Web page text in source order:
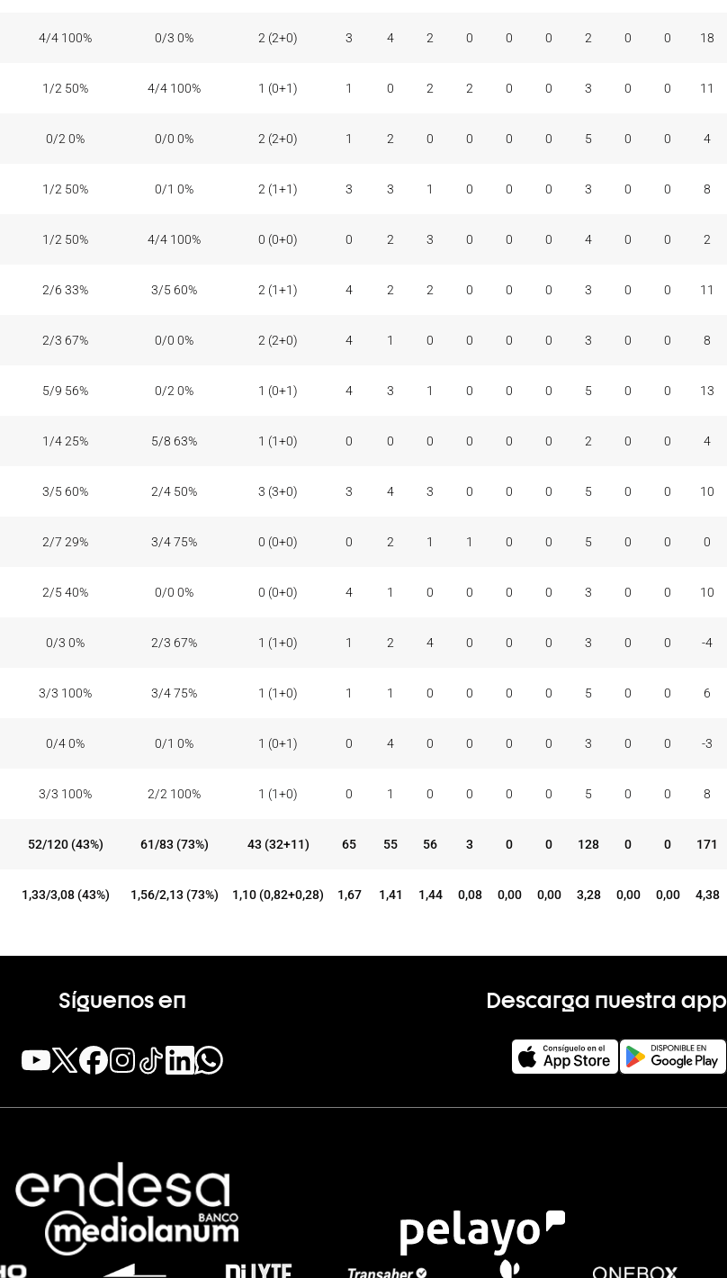
4/4 100% 0/3 0% 2 (2+0) 3 4 2 0 0 0 2 0 0 18
1/2 50% 4/4 100% 1 (0+1) 1 0 2 2 0 0 3 0 0 11
0/2 0% 0/0 0% 2 (2+0) 1 2 0 0 0 0 5 0 0 4
1/2 50% 0/1 0% 2 (1+1) 3 3 1 0 0 0 3 0 0 8
1/2 50% 4/4 100% 0 (0+0) 0 2 3 0 0 0 4 0 0 2
2/6 33% 3/5 60% 2 (1+1) 4 2 2 0 0 0 3 0 0 11
2/3 67% 0/0 0% 2 (2+0) 4 1 0 0 0 0 3 0 0 8
5/9 56% 0/2 0% 1 (0+1) 4 3 1 0 0 0 5 0 0 13
1/4 25% 5/8 63% 1 (1+0) 0 0 0 0 0 0 2 0 0 4
3/5 60% 2/4 50% 3 (3+0) 3 4 3 0 0 0 5 0 0 10
2/7 29% 3/4 75% 0 (0+0) 0 2 1 1 0 0 5 0 0 0
2/5 40% 0/0 0% 0 (0+0) 4 1 0 0 0 0 3 0 0 10
0/3 0% 2/3 67% 1 (1+0) 1 2 4 0 0 0 3 0 0 -4
3/3 100% 3/4 75% 1 (1+0) 1 1 0 0 0 0 5 0 0 6
0/4 0% 0/1 0% 1 (0+1) 0 4 0 0 0 0 3 0 0 -3
3/3 100% 2/2 100% 1 (1+0) 0 1 0 0 0 0 5 0 0 8
52/120 (43%) 61/83 (73%) 43 (32+11) 65 55 56 3 0 0 128 0 0 171
1,33/3,08 (43%) 1,56/2,13 (73%) 1,10 (0,82+0,28) 1,67 1,41 1,44 0,08 0,00 0,00 3,28 0,00 0,00 4,38
Síguenos en Descarga nuestra app